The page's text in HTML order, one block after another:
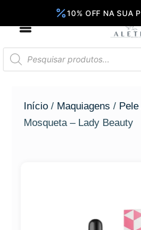
conteúdo
Pesquisar
produtos
Início / Maquiagens / Pele
Mosqueta – Lady Beauty